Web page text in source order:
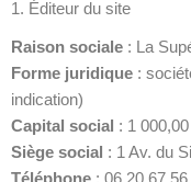
1. Éditeur du site
Raison sociale : La
Forme juridique :
indication)
Capital social : 1
Siège social : 1 Av. du
Téléphone : 06 20 67 56